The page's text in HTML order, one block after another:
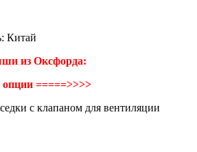
Китай
из Оксфорда:
=====>>>>
с клапаном для вентиляции